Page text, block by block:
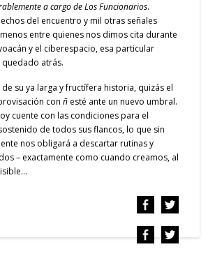
a cargo de Los Funcionarios.
del encuentro y mil otras señales
entre quienes nos dimos cita durante
y el ciberespacio, esa particular
atrás.
su ya larga y fructífera historia, quizás el
con ñ esté ante un nuevo umbral.
cuente con las condiciones para el
de todos sus flancos, lo que sin
nos obligará a descartar rutinas y
– exactamente como cuando creamos, al